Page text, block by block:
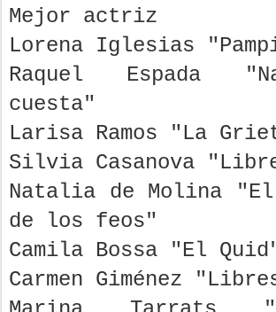
Mejor actriz
Lorena Iglesias
Raquel Espada
cuesta"
Larisa Ramos "La
Silvia Casanova
Natalia de Molina
de los feos"
Camila Bossa "El
Carmen Giménez